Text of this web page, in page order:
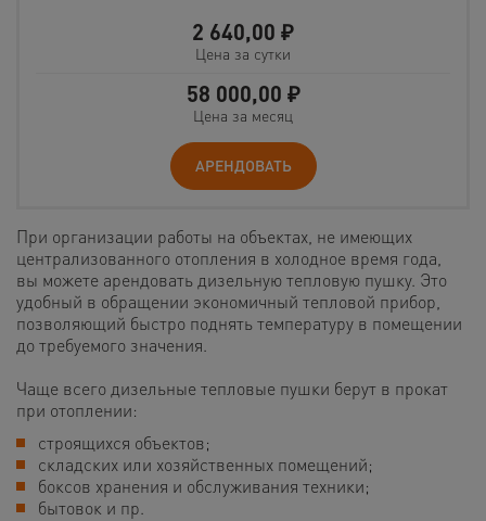
2 640,00 ₽
Цена за сутки
58 000,00 ₽
Цена за месяц
АРЕНДОВАТЬ
При организации работы на объектах, не имеющих
централизованного отопления в холодное время года,
вы можете арендовать дизельную тепловую пушку. Это
удобный в обращении экономичный тепловой прибор,
позволяющий быстро поднять температуру в помещении
до требуемого значения.
Чаще всего дизельные тепловые пушки берут в прокат
при отоплении:
строящихся объектов;
складских или хозяйственных помещений;
боксов хранения и обслуживания техники;
бытовок и пр.